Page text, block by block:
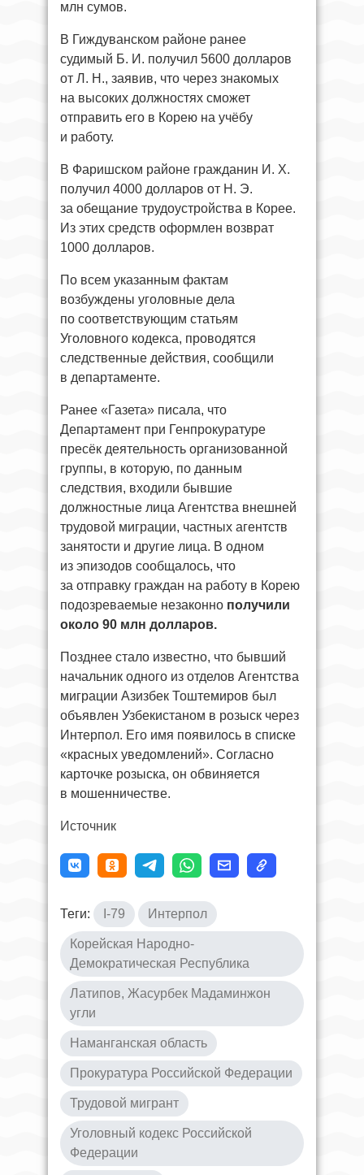
млн сумов.
В Гиждуванском районе ранее
судимый Б. И. получил 5600 долларов
от Л. Н., заявив, что через знакомых
на высоких должностях сможет
отправить его в Корею на учёбу
и работу.
В Фаришском районе гражданин И. Х.
получил 4000 долларов от Н. Э.
за обещание трудоустройства в Корее.
Из этих средств оформлен возврат
1000 долларов.
По всем указанным фактам
возбуждены уголовные дела
по соответствующим статьям
Уголовного кодекса, проводятся
следственные действия, сообщили
в департаменте.
Ранее «Газета» писала, что
Департамент при Генпрокуратуре
пресёк деятельность организованной
группы, в которую, по данным
следствия, входили бывшие
должностные лица Агентства внешней
трудовой миграции, частных агентств
занятости и другие лица. В одном
из эпизодов сообщалось, что
за отправку граждан на работу в Корею
подозреваемые незаконно получили
около 90 млн долларов.
Позднее стало известно, что бывший
начальник одного из отделов Агентства
миграции Азизбек Тоштемиров был
объявлен Узбекистаном в розыск через
Интерпол. Его имя появилось в списке
«красных уведомлений». Согласно
карточке розыска, он обвиняется
в мошенничестве.
Источник
Теги: I-79 Интерпол
Корейская Народно-
Демократическая Республика
Латипов, Жасурбек Мадаминжон
угли
Наманганская область
Прокуратура Российской Федерации
Трудовой мигрант
Уголовный кодекс Российской
Федерации